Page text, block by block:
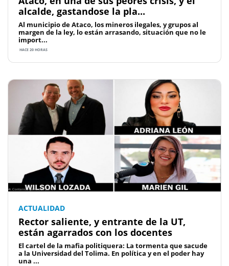
alcalde, gastandose la pla...
Al municipio de Ataco, los mineros ilegales, y grupos al
margen de la ley, lo están arrasando, situación que no le
import...
HACE 20 HORAS
ACTUALIDAD
Rector saliente, y entrante de la UT,
están agarrados con los docentes
El cartel de la mafia politiquera: La tormenta que sacude
a la Universidad del Tolima. En política y en el poder hay
una ...